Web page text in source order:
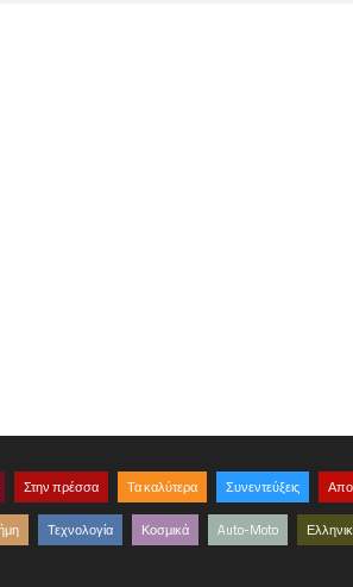
Στην πρέσσα Τα καλύτερα Συνεντεύξεις
Τεχνολογία Κοσμικά Auto-Moto